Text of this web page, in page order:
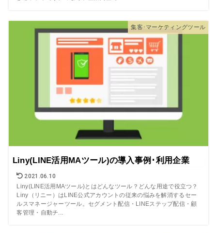
集客･マーケティングツール
Liny(LINE活用MAツール)の導入事例･利用企業
2021.06.10
Liny(LINE活用MAツール)とはどんなツール？どんな用途で役立つ？
Liny（リニー）はLINE公式アカウントの従来の悩みを解消するセー
ルスマネージャーツール。セグメント配信・LINEステップ配信・顧
客管理・自動チ...